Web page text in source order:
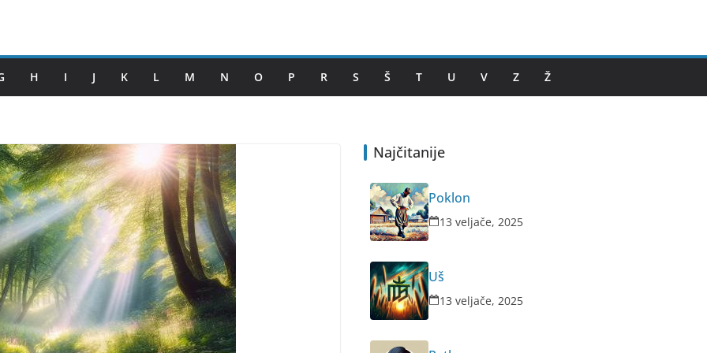
H I J K L M N O P R S Š T U V Z Ž
Najčitanije
Poklon
13 veljače, 2025
Uš
13 veljače, 2025